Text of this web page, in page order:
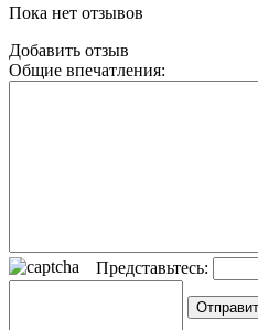
Пока нет отзывов
Добавить отзыв
Общие впечатления:
Представьтесь: